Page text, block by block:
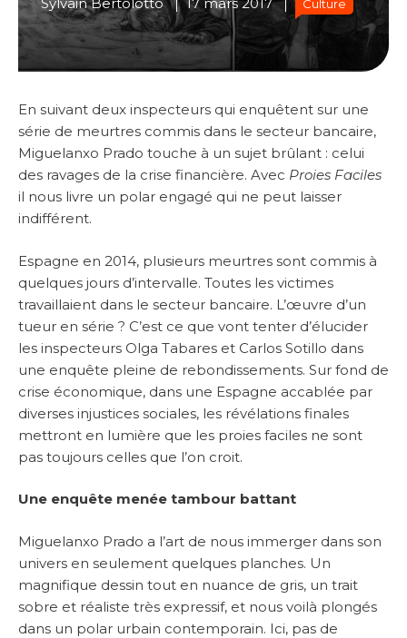
Sylvain Bertolotto 17 mars 2017 Culture
En suivant deux inspecteurs qui enquêtent sur une
série de meurtres commis dans le secteur bancaire,
Miguelanxo Prado touche à un sujet brûlant : celui
des ravages de la crise financière. Avec Proies Faciles
il nous livre un polar engagé qui ne peut laisser
indifférent.
Espagne en 2014, plusieurs meurtres sont commis à
quelques jours d’intervalle. Toutes les victimes
travaillaient dans le secteur bancaire. L’œuvre d’un
tueur en série ? C’est ce que vont tenter d’élucider
les inspecteurs Olga Tabares et Carlos Sotillo dans
une enquête pleine de rebondissements. Sur fond de
crise économique, dans une Espagne accablée par
diverses injustices sociales, les révélations finales
mettront en lumière que les proies faciles ne sont
pas toujours celles que l’on croit.
Une enquête menée tambour battant
Miguelanxo Prado a l’art de nous immerger dans son
univers en seulement quelques planches. Un
magnifique dessin tout en nuance de gris, un trait
sobre et réaliste très expressif, et nous voilà plongés
dans un polar urbain contemporain. Ici, pas de